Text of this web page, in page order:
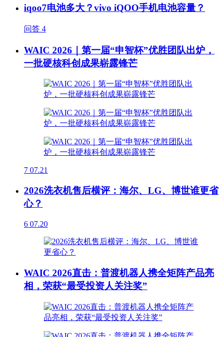
iqoo7电池多大？vivo iQOO手机电池容量？
问答 4
WAIC 2026｜第一届“申智杯”优胜团队出炉，
一批硬核科创成果崭露锋芒
7 07.21
2026洗衣机售后横评：海尔、LG、博世谁更省
心？
6 07.20
WAIC 2026直击：普渡机器人携全矩阵产品亮
相，荣获“最受投资人关注奖”